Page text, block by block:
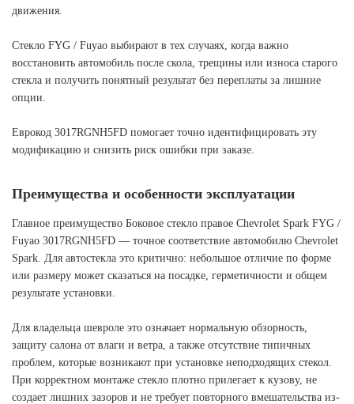
движения.
Стекло FYG / Fuyao выбирают в тех случаях, когда важно
восстановить автомобиль после скола, трещины или износа старого
стекла и получить понятный результат без переплаты за лишние
опции.
Еврокод 3017RGNH5FD помогает точно идентифицировать эту
модификацию и снизить риск ошибки при заказе.
Преимущества и особенности эксплуатации
Главное преимущество Боковое стекло правое Chevrolet Spark FYG /
Fuyao 3017RGNH5FD — точное соответствие автомобилю Chevrolet
Spark. Для автостекла это критично: небольшое отличие по форме
или размеру может сказаться на посадке, герметичности и общем
результате установки.
Для владельца шевроле это означает нормальную обзорность,
защиту салона от влаги и ветра, а также отсутствие типичных
проблем, которые возникают при установке неподходящих стекол.
При корректном монтаже стекло плотно прилегает к кузову, не
создает лишних зазоров и не требует повторного вмешательства из-